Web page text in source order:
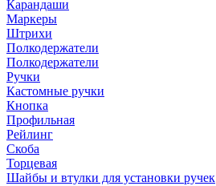
Карандаши
Маркеры
Штрихи
Полкодержатели
Полкодержатели
Ручки
Кастомные ручки
Кнопка
Профильная
Рейлинг
Скоба
Торцевая
Шайбы и втулки для установки ручек